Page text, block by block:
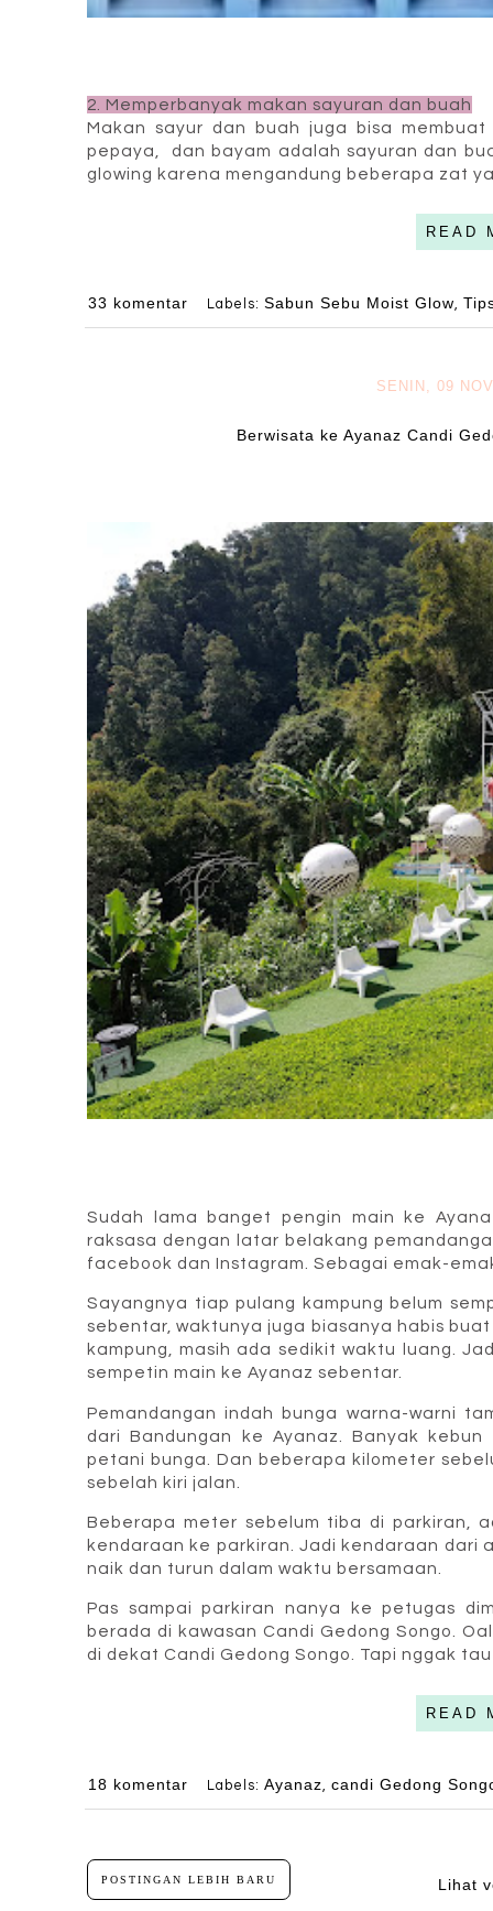
2. Memperbanyak makan sayuran dan buah
Makan sayur dan buah juga bisa
pepaya, dan bayam adalah sayuran dan
glowing karena mengandung beberapa zat
READ
33 komentar Labels:Sabun Sebu Moist Glow
SENIN, 09
Berwisata ke Ayanaz Candi
Sudah lama banget pengin main ke
raksasa dengan latar belakang
facebook dan Instagram. Sebagai emak-
Sayangnya tiap pulang kampung belum
sebentar, waktunya juga biasanya habis
kampung, masih ada sedikit waktu luang.
sempetin main ke Ayanaz sebentar.
Pemandangan indah bunga warna-warni
dari Bandungan ke Ayanaz. Banyak
petani bunga. Dan beberapa kilometer
sebelah kiri jalan.
Beberapa meter sebelum tiba di parkiran,
kendaraan ke parkiran. Jadi kendaraan dari
naik dan turun dalam waktu bersamaan.
Pas sampai parkiran nanya ke petugas
berada di kawasan Candi Gedong Songo.
di dekat Candi Gedong Songo. Tapi nggak
READ
18 komentar Labels:Ayanaz,candi Gedong
POSTINGAN LEBIH BARU Lihat